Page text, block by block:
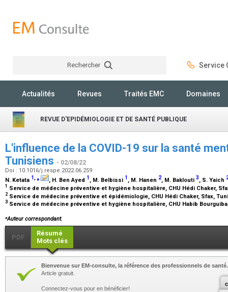
Rechercher Service
Actualités Revues Traités EMC Domaines
REVUE D'EPIDÉMIOLOGIE ET DE SANTÉ PUBLIQUE
L'influence de la COVID-19 sur la santé
Tunisiens - 02/08/22
Doi : 10.1016/j.respe.2022.06.259
N. Ketata 1,⁎ , H. Ben Ayed 1 , M. Belbissi 1 , M. Hanen 2, M. Baklouti 3, S. Yaich
1 Service de médecine préventive et hygiène hospitalière, CHU Hédi Chaker,
2 Service de médecine préventive et épidémiologie, CHU Hédi Chaker, Sfax,
3 Service de médecine préventive et hygiène hospitalière, CHU Habib
⁎Auteur correspondant.
PDF
Résumé
Mots clés
Bienvenue sur EM-consulte, la référence des professionnels de santé.
Article gratuit.
Connectez-vous pour en bénéficier!